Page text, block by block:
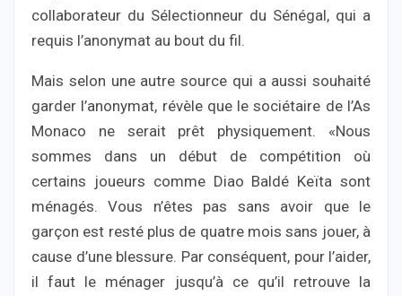
collaborateur du Sélectionneur du Sénégal, qui a
requis l’anonymat au bout du fil.
Mais selon une autre source qui a aussi souhaité
garder l’anonymat, révèle que le sociétaire de l’As
Monaco ne serait prêt physiquement. «Nous
sommes dans un début de compétition où
certains joueurs comme Diao Baldé Keïta sont
ménagés. Vous n’êtes pas sans avoir que le
garçon est resté plus de quatre mois sans jouer, à
cause d’une blessure. Par conséquent, pour l’aider,
il faut le ménager jusqu’à ce qu’il retrouve la